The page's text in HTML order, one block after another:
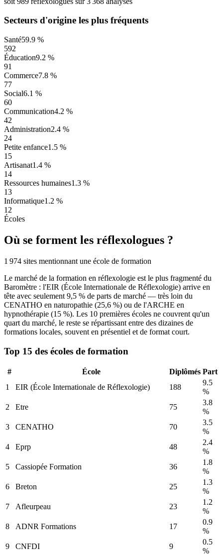
Secteurs d'origine les plus fréquents
Santé59.9 %
592
Éducation9.2 %
91
Commerce7.8 %
77
Social6.1 %
60
Communication4.2 %
42
Administration2.4 %
24
Petite enfance1.5 %
15
Artisanat1.4 %
14
Ressources humaines1.3 %
13
Informatique1.2 %
12
Écoles
Où se forment les réflexologues ?
1 974 sites mentionnant une école de formation
Le marché de la formation en réflexologie est le plus fragmenté du
Baromètre : l'EIR (École Internationale de Réflexologie) arrive en
tête avec seulement 9,5 % de parts de marché — très loin du
CENATHO en naturopathie (25,6 %) ou de l'ARCHE en
hypnothérapie (15 %). Les 10 premières écoles ne couvrent qu'un
quart du marché, le reste se répartissant entre des dizaines de
formations locales, souvent en présentiel et de format court.
Top 15 des écoles de formation
# École Diplômés Part
1
EIR (École Internationale de Réflexologie) 188
9.5
%
2
Etre 75
3.8
%
3
CENATHO 70
3.5
%
4
Eprp 48
2.4
%
5
Cassiopée Formation 36
1.8
%
6
Breton 25
1.3
%
7
Afleurpeau 23
1.2
%
8
ADNR Formations 17
0.9
%
9
CNFDI 9
0.5
%